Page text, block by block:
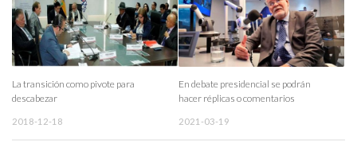
La transición como pivote para
descabezar
2018-12-18
En debate presidencial se podrán
hacer réplicas o comentarios
2021-03-19